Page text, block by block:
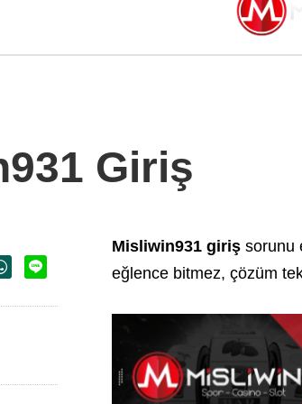
Giriş
Misliwin931 giriş sorunu
eğlence bitmez, çözüm tek